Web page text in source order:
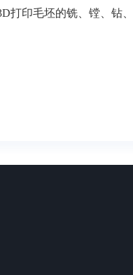
打印毛坯的铣、镗、钻